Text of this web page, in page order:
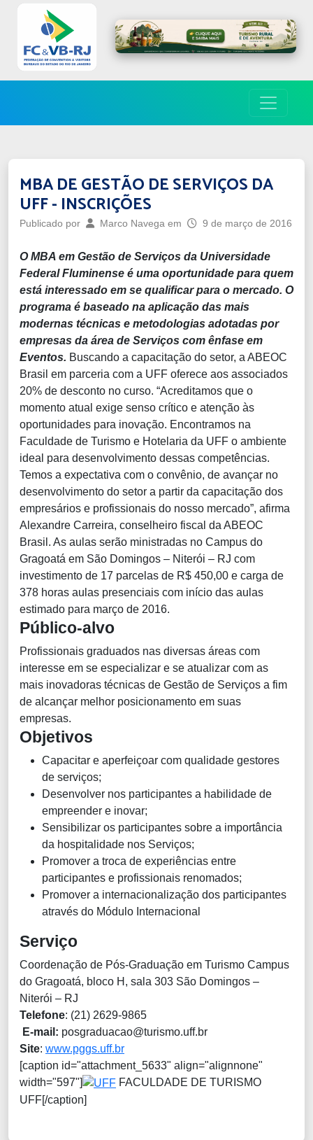
MBA DE GESTÃO DE SERVIÇOS DA
UFF - INSCRIÇÕES
Publicado por Marco Navega em 9 de março de 2016
O MBA em Gestão de Serviços da Universidade
Federal Fluminense é uma oportunidade para quem
está interessado em se qualificar para o mercado. O
programa é baseado na aplicação das mais
modernas técnicas e metodologias adotadas por
empresas da área de Serviços com ênfase em
Eventos. Buscando a capacitação do setor, a ABEOC
Brasil em parceria com a UFF oferece aos associados
20% de desconto no curso. “Acreditamos que o
momento atual exige senso crítico e atenção às
oportunidades para inovação. Encontramos na
Faculdade de Turismo e Hotelaria da UFF o ambiente
ideal para desenvolvimento dessas competências.
Temos a expectativa com o convênio, de avançar no
desenvolvimento do setor a partir da capacitação dos
empresários e profissionais do nosso mercado”, afirma
Alexandre Carreira, conselheiro fiscal da ABEOC
Brasil. As aulas serão ministradas no Campus do
Gragoatá em São Domingos – Niterói – RJ com
investimento de 17 parcelas de R$ 450,00 e carga de
378 horas aulas presenciais com início das aulas
estimado para março de 2016.
Público-alvo
Profissionais graduados nas diversas áreas com
interesse em se especializar e se atualizar com as
mais inovadoras técnicas de Gestão de Serviços a fim
de alcançar melhor posicionamento em suas
empresas.
Objetivos
Capacitar e aperfeiçoar com qualidade gestores
de serviços;
Desenvolver nos participantes a habilidade de
empreender e inovar;
Sensibilizar os participantes sobre a importância
da hospitalidade nos Serviços;
Promover a troca de experiências entre
participantes e profissionais renomados;
Promover a internacionalização dos participantes
através do Módulo Internacional
Serviço
Coordenação de Pós-Graduação em Turismo Campus
do Gragoatá, bloco H, sala 303 São Domingos –
Niterói – RJ
Telefone: (21) 2629-9865
E-mail: posgraduacao@turismo.uff.br
Site: www.pggs.uff.br
[caption id="attachment_5633" align="alignnone"
width="597"]
FACULDADE DE TURISMO
UFF[/caption]